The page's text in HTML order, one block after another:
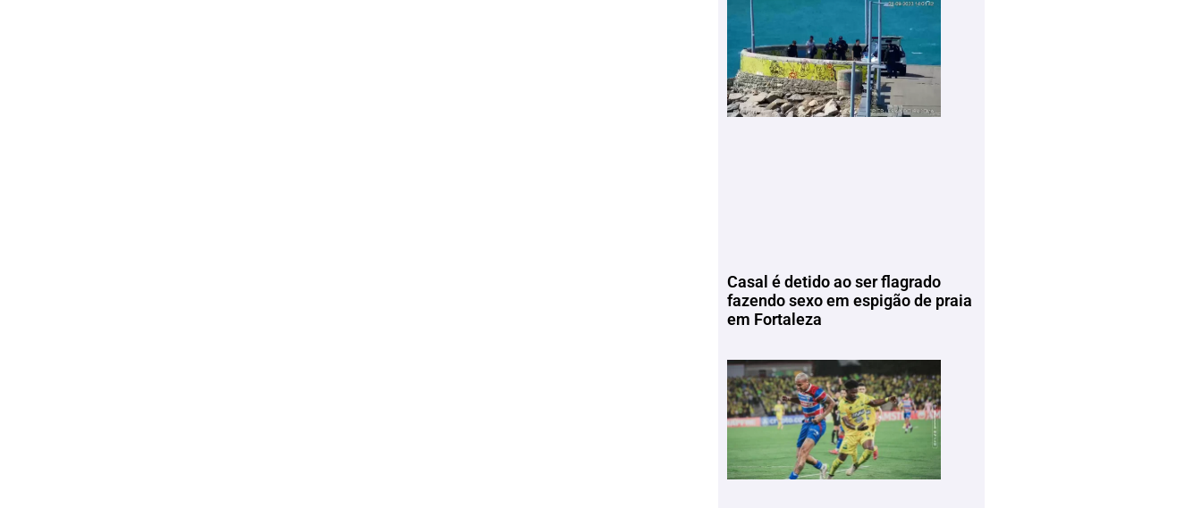
Casal é detido ao ser flagrado
fazendo sexo em espigão de praia
em Fortaleza